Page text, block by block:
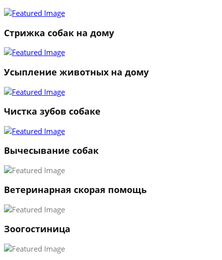
1
2
3
Стрижка собак на дому
Усыпление животных на дому
Чистка зубов собаке
Вычесывание собак
Ветеринарная скорая помощь
Зоогостиница